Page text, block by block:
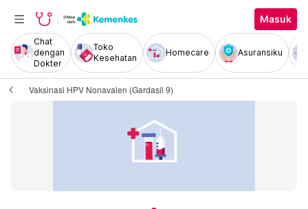
Masuk
Chat
dengan
Dokter
Toko
Kesehatan
Homecare Asuransiku
Vaksinasi HPV Nonavalen (Gardasil 9)